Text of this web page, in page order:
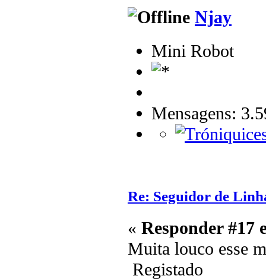
Njay
Mini Robot
Mensagens:
Re: Seguidor de
« Responder #17
Muita louco esse
Registado